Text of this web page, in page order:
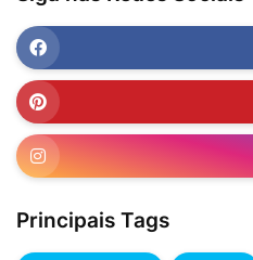
Principais Tags